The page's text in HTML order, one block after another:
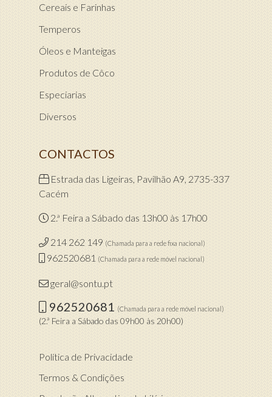
Cereais e Farinhas
Temperos
Óleos e Manteigas
Produtos de Côco
Especiarias
Diversos
CONTACTOS
Estrada das Ligeiras, Pavilhão A9, 2735-337
Cacém
2.ª Feira a Sábado das 13h00 às 17h00
214 262 149 (Chamada para a rede fixa nacional)
962520681 (Chamada para a rede móvel nacional)
geral@sontu.pt
962520681 (Chamada para a rede móvel nacional)
(2.ª Feira a Sábado das 09h00 às 20h00)
Política de Privacidade
Termos & Condições